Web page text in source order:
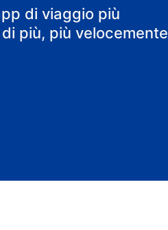
di viaggio più
più, più velocemente